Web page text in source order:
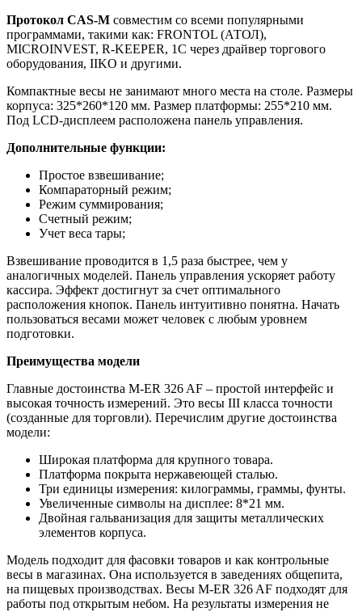
Протокол CAS-M совместим со всеми популярными
программами, такими как: FRONTOL (АТОЛ),
MICROINVEST, R-KEEPER, 1С через драйвер торгового
оборудования, IIKO и другими.
Компактные весы не занимают много места на столе. Размеры
корпуса: 325*260*120 мм. Размер платформы: 255*210 мм.
Под LCD-дисплеем расположена панель управления.
Дополнительные функции:
Простое взвешивание;
Компараторный режим;
Режим суммирования;
Счетный режим;
Учет веса тары;
Взвешивание проводится в 1,5 раза быстрее, чем у
аналогичных моделей. Панель управления ускоряет работу
кассира. Эффект достигнут за счет оптимального
расположения кнопок. Панель интуитивно понятна. Начать
пользоваться весами может человек с любым уровнем
подготовки.
Преимущества модели
Главные достоинства M-ER 326 AF – простой интерфейс и
высокая точность измерений. Это весы III класса точности
(созданные для торговли). Перечислим другие достоинства
модели:
Широкая платформа для крупного товара.
Платформа покрыта нержавеющей сталью.
Три единицы измерения: килограммы, граммы, фунты.
Увеличенные символы на дисплее: 8*21 мм.
Двойная гальванизация для защиты металлических
элементов корпуса.
Модель подходит для фасовки товаров и как контрольные
весы в магазинах. Она используется в заведениях общепита,
на пищевых производствах. Весы M-ER 326 AF подходят для
работы под открытым небом. На результаты измерения не